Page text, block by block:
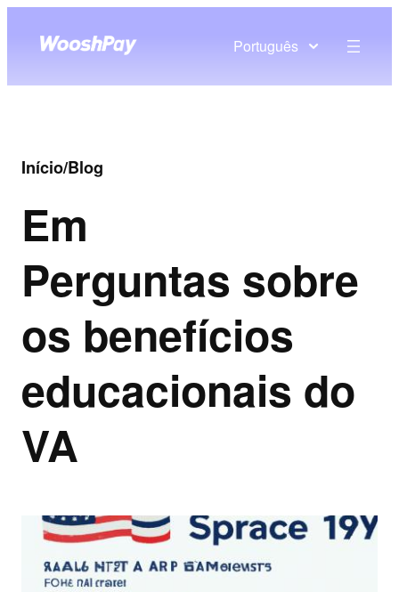
Português
Início/Blog
Em
Perguntas sobre
os benefícios
educacionais do
VA